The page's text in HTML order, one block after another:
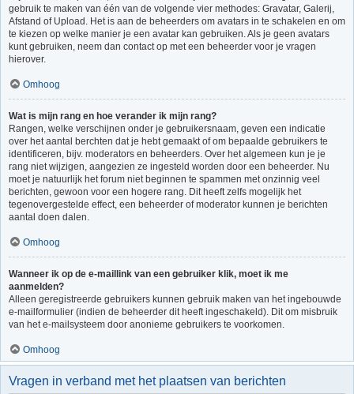
gebruik te maken van één van de volgende vier methodes: Gravatar, Galerij,
Afstand of Upload. Het is aan de beheerders om avatars in te schakelen en om
te kiezen op welke manier je een avatar kan gebruiken. Als je geen avatars
kunt gebruiken, neem dan contact op met een beheerder voor je vragen
hierover.
Omhoog
Wat is mijn rang en hoe verander ik mijn rang?
Rangen, welke verschijnen onder je gebruikersnaam, geven een indicatie
over het aantal berchten dat je hebt gemaakt of om bepaalde gebruikers te
identificeren, bijv. moderators en beheerders. Over het algemeen kun je je
rang niet wijzigen, aangezien ze ingesteld worden door een beheerder. Nu
moet je natuurlijk het forum niet beginnen te spammen met onzinnig veel
berichten, gewoon voor een hogere rang. Dit heeft zelfs mogelijk het
tegenovergestelde effect, een beheerder of moderator kunnen je berichten
aantal doen dalen.
Omhoog
Wanneer ik op de e-maillink van een gebruiker klik, moet ik me
aanmelden?
Alleen geregistreerde gebruikers kunnen gebruik maken van het ingebouwde
e-mailformulier (indien de beheerder dit heeft ingeschakeld). Dit om misbruik
van het e-mailsysteem door anonieme gebruikers te voorkomen.
Omhoog
Vragen in verband met het plaatsen van berichten